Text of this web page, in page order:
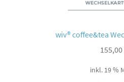
wiv® coffee&tea
155,00
inkl. 19 %